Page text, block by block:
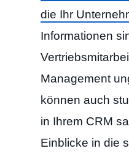
die Ihr
Informationen
Management
können auch
in Ihrem CRM
Einblicke in die